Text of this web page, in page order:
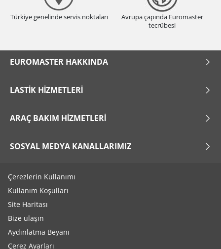
Türkiye genelinde servis noktaları
Avrupa çapında Euromaster
tecrübesi
EUROMASTER HAKKINDA
LASTIK HIZMETLERI
ARAÇ BAKIM HIZMETLERI
SOSYAL MEDYA KANALLARIMIZ
Çerezlerin Kullanımı
Kullanım Koşulları
Site Haritası
Bize ulaşın
Aydınlatma Beyanı
Çerez Ayarları